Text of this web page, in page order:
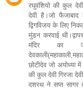
रघुवंशियो की कुल देवी
देवी है।जो
द्विगविजय के लिए
मुंडन करवाई
मंदिर का
छोटीदेव जो अयोध्या
की कुल देवी गिरजा
दशरथ ने सप्त सागर